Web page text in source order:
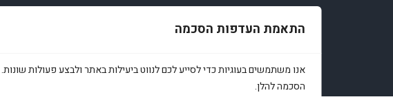
התאמת העדפות הסכמה
אנו משתמשים בעוגיות כדי לסייע לכם לנווט ביעילות באתר ולבצע פעולות
הסכמה להלן.